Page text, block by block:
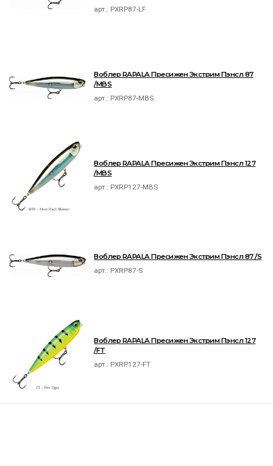
арт.: PXRP87-LF
Воблер RAPALA Пресижен Экстрим Пэнсл 87
/MBS
арт.: PXRP87-MBS
Воблер RAPALA Пресижен Экстрим Пэнсл 127
/MBS
арт.: PXRP127-MBS
Воблер RAPALA Пресижен Экстрим Пэнсл 87 /S
арт.: PXRP87-S
Воблер RAPALA Пресижен Экстрим Пэнсл 127
/FT
арт.: PXRP127-FT